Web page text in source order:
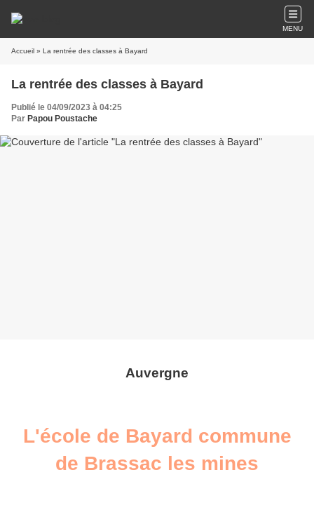
MENU
Accueil » La rentrée des classes à Bayard
La rentrée des classes à Bayard
Publié le 04/09/2023 à 04:25
Par Papou Poustache
Auvergne
L'école de Bayard commune
de Brassac les mines